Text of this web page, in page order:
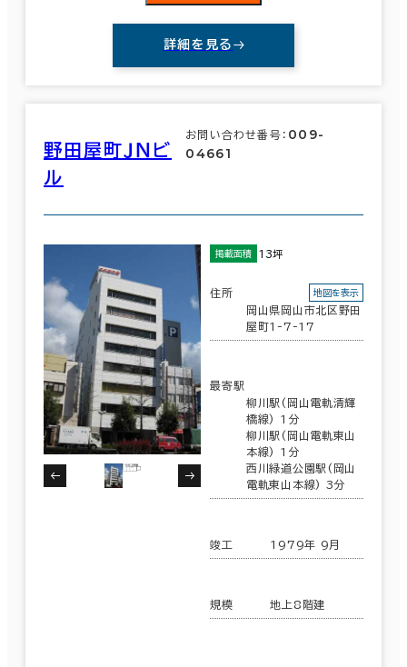
詳細を見る
野田屋町ＪＮビ
ル
お問い合わせ番号： 009-
04661
掲載面積 13坪
住所
岡山県岡山市北区野田
屋町1-7-17
地図を表示
最寄駅
柳川駅(岡山電軌清輝
橋線) 1分
柳川駅(岡山電軌東山
本線) 1分
西川緑道公園駅(岡山
電軌東山本線) 3分
竣工 1979年 9月
規模 地上8階建